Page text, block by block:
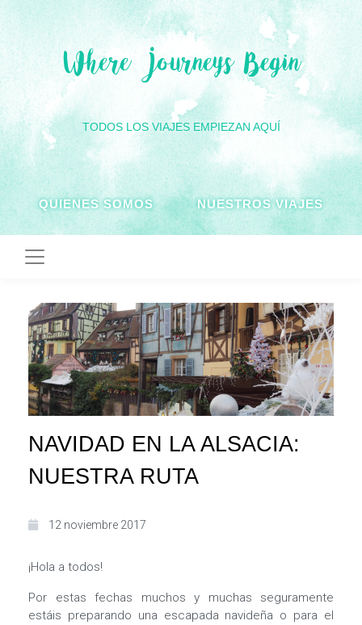
Where Journeys Begin
TODOS LOS VIAJES EMPIEZAN AQUÍ
QUIENES SOMOS NUESTROS VIAJES
NAVIDAD EN LA ALSACIA:
NUESTRA RUTA
12 noviembre 2017
¡Hola a todos!
Por estas fechas muchos y muchas seguramente
estáis preparando una escapada navideña o para el